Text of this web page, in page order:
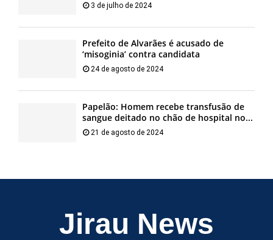
3 de julho de 2024
Prefeito de Alvarães é acusado de
‘misoginia’ contra candidata
24 de agosto de 2024
Papelão: Homem recebe transfusão de
sangue deitado no chão de hospital no...
21 de agosto de 2024
Jirau News